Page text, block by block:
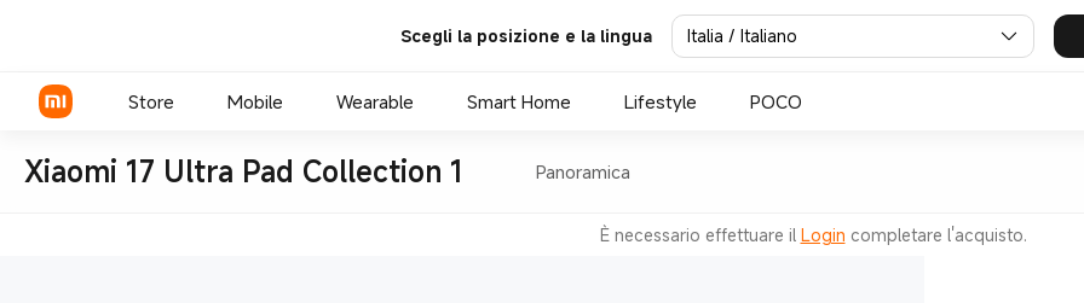
Scegli la posizione e la lingua Italia / Italiano
Store Mobile Wearable Smart Home Lifestyle POCO
Xiaomi 17 Ultra Pad Collection 1 Panoramica
È necessario effettuare il Login completare l'acquisto.